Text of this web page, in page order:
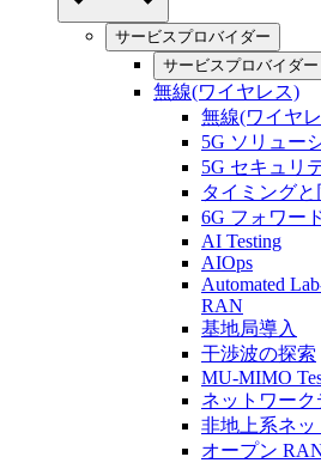
サービスプロバイダー
サービスプロバイダー
無線(ワイヤレス)
無線(ワイヤ
5G ソリュー
5G セキュリ
タイミングと
6G フォワー
AI Testing
AIOps
Automated
RAN
基地局導入
干渉波の探索
MU-MIMO
ネットワー
非地上系ネッ
オープン